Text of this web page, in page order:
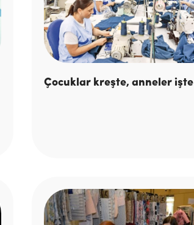
Çocuklar kreşte, anneler işte